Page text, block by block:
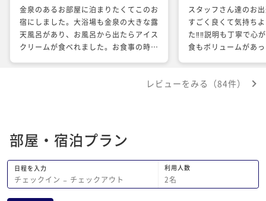
金泉のあるお部屋に泊まりたくてこのお
宿にしました。大浴場も金泉の大きな露
天風呂があり、お風呂から出たらアイス
クリームが食べれました。お食事の時の
ったです。 一泊する間5.6回もお風呂に
スタッフさん達のお
すごく良くて気持ち
た‼︎‼︎説明も丁寧で心
食もボリュームがあ
の鮭を頂きお家で食
レビューをみる（84件）
部屋・宿泊プラン
日程を入力
チェックイン − チェックアウト
利用人数
2名